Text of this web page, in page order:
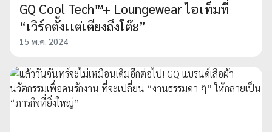
GQ Cool Tech™+ Loungewear ไอเท็มที่
“เวิร์คตั้งเเต่เตียงถึงโต๊ะ”
15 พ.ค. 2024